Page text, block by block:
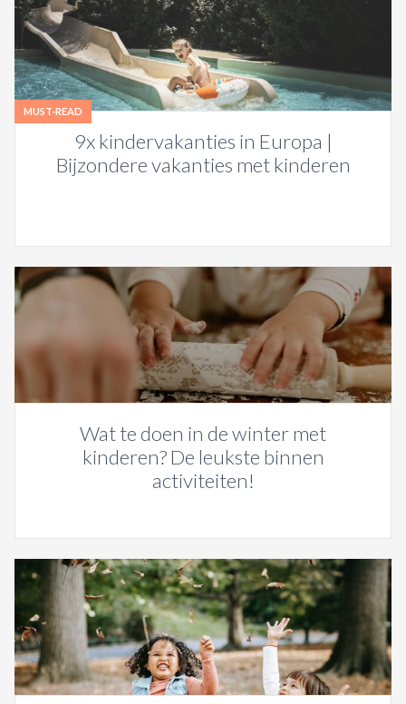
MUST-READ
9x kindervakanties in Europa |
Bijzondere vakanties met kinderen
Wat te doen in de winter met
kinderen? De leukste binnen
activiteiten!